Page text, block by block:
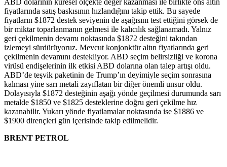
fiyatlarında satış baskısının hızlandığını takip ettik. Bu sayede
fiyatların $1872 destek seviyenin de aşağısını test ettiğini görsek de
bir miktar toparlanmanın gelmesi ile kalıcılık sağlanamadı. Yalnız
geri çekilmenin devamı noktasında $1872 desteğini takından
izlemeyi sürdürüyoruz. Mevcut konjonktür altın fiyatlarında geri
çekilmenin devamını destekliyor. ABD seçim belirsizliği ve korona
virüsü endişelerinin ilk etkisi ABD dolarına olan talep artışı oldu.
ABD’de teşvik paketinin de Trump’ın deyimiyle seçim sonrasına
kalması yine sarı metali zayıflatan bir diğer önemli unsur oldu.
Dolayısıyla $1872 desteğinin aşağı yönde geçilmesi durumunda sarı
metalde $1850 ve $1825 desteklerine doğru geri çekilme hız
kazanabilir. Yukarı yönde fiyatlamalar noktasında ise $1886 ve
$1900 dirençleri gün içerisinde takip edilmelidir.
BRENT PETROL